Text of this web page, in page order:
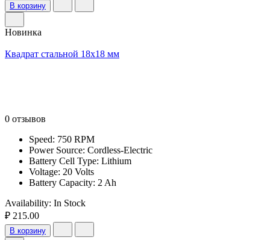
В корзину
Новинка
Квадрат стальной 18х18 мм
0 отзывов
Speed: 750 RPM
Power Source: Cordless-Electric
Battery Cell Type: Lithium
Voltage: 20 Volts
Battery Capacity: 2 Ah
Availability: In Stock
₽ 215.00
В корзину